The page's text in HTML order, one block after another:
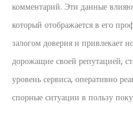
комментарий. Эти данные
который отображается в его
залогом доверия и привлекает
дорожащие своей репутацией,
уровень сервиса, оперативно
спорные ситуации в пользу